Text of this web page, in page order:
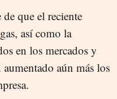
que el reciente
así como la
en los mercados y
aún más los